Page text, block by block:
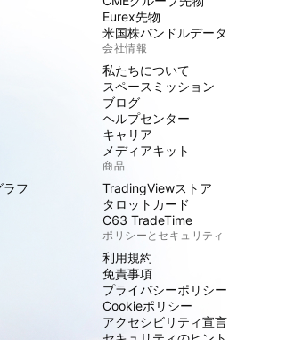
ラフ
Eurex先物
米国株バンドルデータ
会社情報
私たちについて
スペースミッション
ブログ
ヘルプセンター
キャリア
メディアキット
商品
TradingViewストア
タロットカード
C63 TradeTime
ポリシーとセキュリティ
利用規約
免責事項
プライバシーポリシー
Cookieポリシー
アクセシビリティ宣言